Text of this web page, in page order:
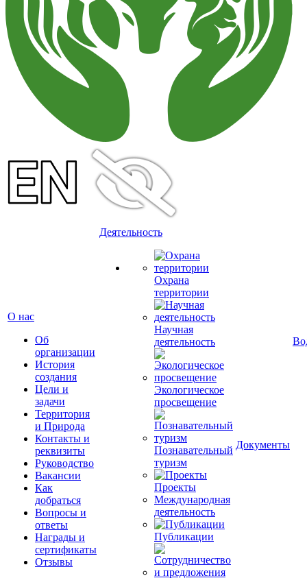
О нас
Об
организации
История
создания
Цели и
задачи
Территория
и Природа
Контакты и
реквизиты
Руководство
Вакансии
Как
добраться
Вопросы и
ответы
Награды и
сертификаты
Отзывы
Деятельность
Охрана
территории
Научная
деятельность
Экологическое
просвещение
Познавательный
туризм
Проекты
Международная
деятельность
Публикации
Документы